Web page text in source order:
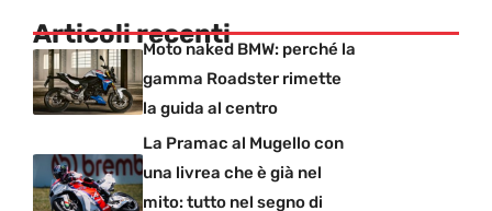
Articoli recentiMoto naked BMW: perché la
gamma Roadster rimette
la guida al centro
La Pramac al Mugello con
una livrea che è già nel
mito: tutto nel segno di